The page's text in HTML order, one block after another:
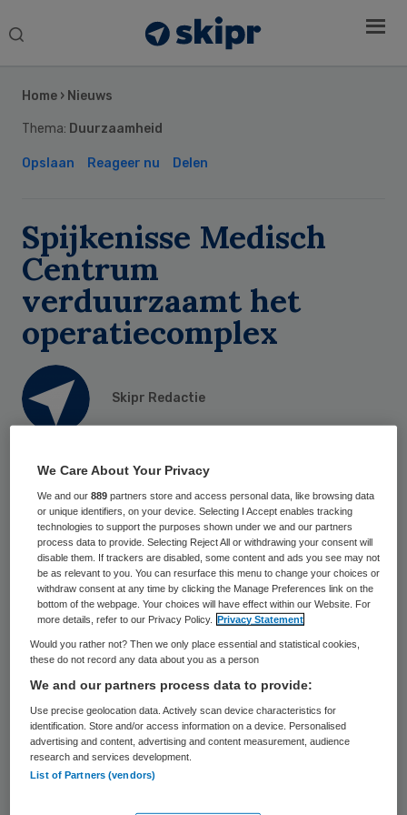
Search
Home › Nieuws
Thema: Duurzaamheid
Opslaan Reageer nu Delen
Spijkenisse Medisch
Centrum
verduurzaamt het
operatiecomplex
Skipr Redactie
484 keer gelezen
Spijkenisse Medisch Centrum (SMC) heeft
onlangs zijn vijf operatiekamers en het OK-
complex gemoderniseerd. Het ziekenhuis
wil met deze ingreep investeren in
duurzaamheid en in een
toekomstbestendige zorgomgeving.
Volgens het ziekenhuis past de
modernisering binnen de bredere
duurzaamheidsaanpak van SMC.
Sidebar
We Care About Your Privacy
We and our889 partners store and access personal data, like browsing data
or unique identifiers, on your device. Selecting I Accept enables tracking
technologies to support the purposes shown under we and our partners
process data to provide. Selecting Reject All or withdrawing your consent will
disable them. If trackers are disabled, some content and ads you see may not
be as relevant to you. You can resurface this menu to change your choices or
withdraw consent at any time by clicking the Manage Preferences link on the
bottom of the webpage. Your choices will have effect within our Website. For
more details, refer to our Privacy Policy.
Privacy Statement
Would you rather not? Then we only place essential and statistical cookies,
these do not record any data about you as a person
We and our partners process data to provide:
Use precise geolocation data. Actively scan device characteristics for
identification. Store and/or access information on a device. Personalised
advertising and content, advertising and content measurement, audience
research and services development.
List of Partners (vendors)